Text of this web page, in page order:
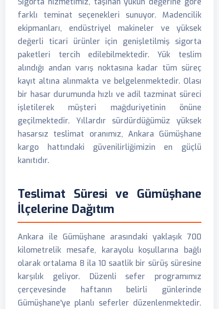
farklı teminat seçenekleri sunuyor. Madencilik
ekipmanları, endüstriyel makineler ve yüksek
değerli ticari ürünler için genişletilmiş sigorta
paketleri tercih edilebilmektedir. Yük teslim
alındığı andan varış noktasına kadar tüm süreç
kayıt altına alınmakta ve belgelenmektedir. Olası
bir hasar durumunda hızlı ve adil tazminat süreci
işletilerek müşteri mağduriyetinin önüne
geçilmektedir. Yıllardır sürdürdüğümüz yüksek
hasarsız teslimat oranımız, Ankara Gümüşhane
kargo hattındaki güvenilirliğimizin en güçlü
kanıtıdır.
Teslimat Süresi ve Gümüşhane
İlçelerine Dağıtım
Ankara ile Gümüşhane arasındaki yaklaşık 700
kilometrelik mesafe, karayolu koşullarına bağlı
olarak ortalama 8 ila 10 saatlik bir sürüş süresine
karşılık geliyor. Düzenli sefer programımız
çerçevesinde haftanın belirli günlerinde
Gümüşhane'ye planlı seferler düzenlenmektedir.